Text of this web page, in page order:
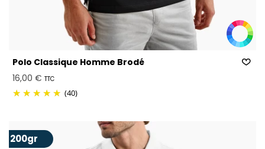
Polo Classique Homme Brodé
16,00 € TTC
(40)
200gr